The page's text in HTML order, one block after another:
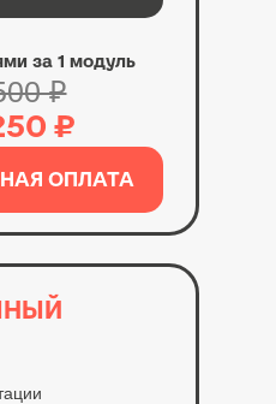
за 1 модуль
₽
₽
ОПЛАТА